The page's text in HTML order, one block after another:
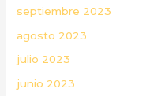
septiembre 2023
agosto 2023
julio 2023
junio 2023